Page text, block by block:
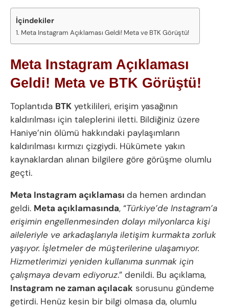
İçindekiler
Meta Instagram Açıklaması Geldi! Meta ve BTK Görüştü!
Meta Instagram Açıklaması
Geldi! Meta ve BTK Görüştü!
Toplantıda BTK yetkilileri, erişim yasağının
kaldırılması için taleplerini iletti. Bildiğiniz üzere
Haniye’nin ölümü hakkındaki paylaşımların
kaldırılması kırmızı çizgiydi. Hükümete yakın
kaynaklardan alınan bilgilere göre görüşme olumlu
geçti.
Meta Instagram açıklaması da hemen ardından
geldi. Meta açıklamasında, “Türkiye’de Instagram’a
erişimin engellenmesinden dolayı milyonlarca kişi
aileleriyle ve arkadaşlarıyla iletişim kurmakta zorluk
yaşıyor. İşletmeler de müşterilerine ulaşamıyor.
Hizmetlerimizi yeniden kullanıma sunmak için
çalışmaya devam ediyoruz.” denildi. Bu açıklama,
Instagram ne zaman açılacak sorusunu gündeme
getirdi. Henüz kesin bir bilgi olmasa da, olumlu